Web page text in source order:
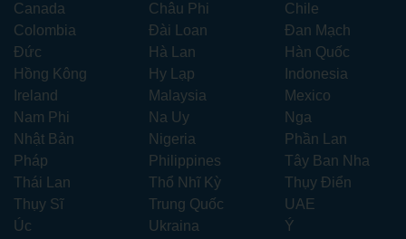
Canada
Châu Phi
Chile
Colombia
Đài Loan
Đan Mạch
Đức
Hà Lan
Hàn Quốc
Hồng Kông
Hy Lạp
Indonesia
Ireland
Malaysia
Mexico
Nam Phi
Na Uy
Nga
Nhật Bản
Nigeria
Phần Lan
Pháp
Philippines
Tây Ban Nha
Thái Lan
Thổ Nhĩ Kỳ
Thụy Điển
Thụy Sĩ
Trung Quốc
UAE
Úc
Ukraina Ý